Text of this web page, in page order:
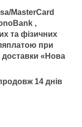
MasterCard
,
та фізичних
при
доставки «Нова
14 днів